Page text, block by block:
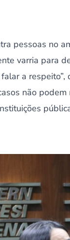
pessoas no
varria para
a
não